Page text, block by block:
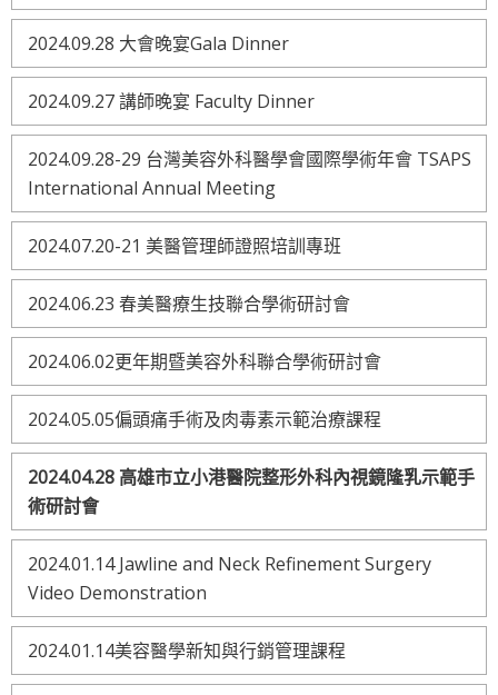
2024.09.28 大會晚宴Gala Dinner
2024.09.27 講師晚宴 Faculty Dinner
2024.09.28-29 台灣美容外科醫學會國際學術年會 TSAPS
International Annual Meeting
2024.07.20-21 美醫管理師證照培訓專班
2024.06.23 春美醫療生技聯合學術研討會
2024.06.02更年期暨美容外科聯合學術研討會
2024.05.05偏頭痛手術及肉毒素示範治療課程
2024.04.28 高雄市立小港醫院整形外科內視鏡隆乳示範手
術研討會
2024.01.14 Jawline and Neck Refinement Surgery
Video Demonstration
2024.01.14美容醫學新知與行銷管理課程